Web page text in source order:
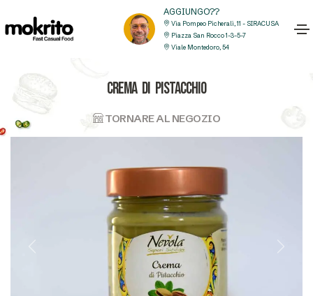
AGGIUNGO??
Via Pompeo Picherali, 11 - SIRACUSA
Piazza San Rocco 1-3-5-7
Viale Montedoro, 54
CREMA DI PISTACCHIO
TORNARE AL NEGOZIO